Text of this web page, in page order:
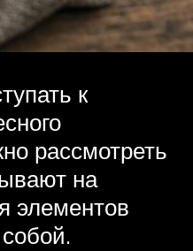
к
рассмотреть
на
элементов